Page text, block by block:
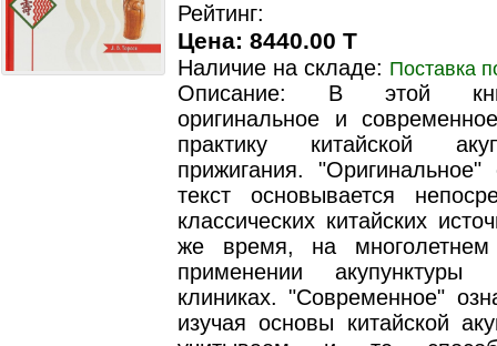
Рейтинг:
Цена: 8440.00 T
Наличие на складе: Поставка
Описание: В этой
оригинальное и
практику китайской
прижигания. "Оригинальное"
текст основывается
классических китайских
же время, на многолетнем
применении
клиниках. "Современное"
изучая основы китайской